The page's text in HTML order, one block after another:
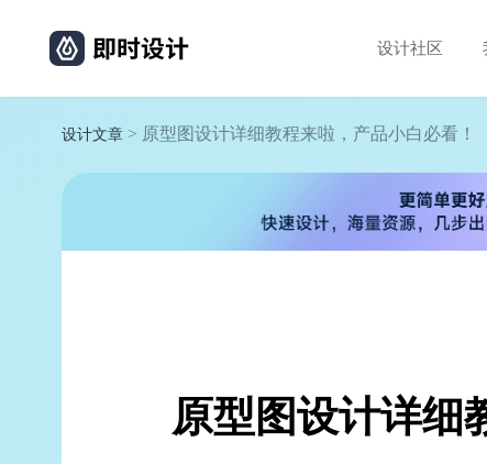
设计社区
设计文章 > 原型图设计详细教程来啦，产品小白必看！
原型图设计详细